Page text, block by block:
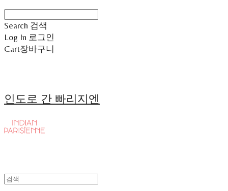
Search 검색
Log In 로그인
Cart장바구니
인도로 간 빠리지엔